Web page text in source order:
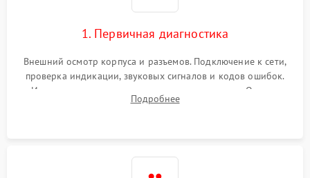
1. Первичная диагностика
Внешний осмотр корпуса и разъемов. Подключение к сети,
проверка индикации, звуковых сигналов и кодов ошибок.
Измерение входного и выходного напряжения. Оценка
реакции ИБП на отключение основного питания без
Подробнее